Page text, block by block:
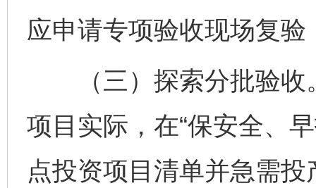
应申请专项验收现场复
（三）探索分批验收
项目实际，在“保安全、
点投资项目清单并急需